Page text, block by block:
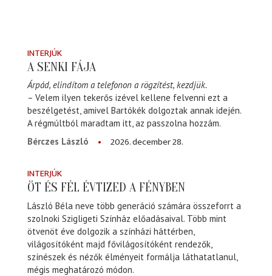
INTERJÚK
A SENKI FÁJA
Árpád, elindítom a telefonon a rögzítést, kezdjük.
– Velem ilyen tekerős izével kellene felvenni ezt a
beszélgetést, amivel Bartókék dolgoztak annak idején.
A régmúltból maradtam itt, az passzolna hozzám.
Bérczes László
2026. december 28.
INTERJÚK
ÖT ÉS FÉL ÉVTIZED A FÉNYBEN
László Béla neve több generáció számára összeforrt a
szolnoki Szigligeti Színház előadásaival. Több mint
ötvenöt éve dolgozik a színházi háttérben,
világosítóként majd fővilágosítóként rendezők,
színészek és nézők élményeit formálja láthatatlanul,
mégis meghatározó módon.